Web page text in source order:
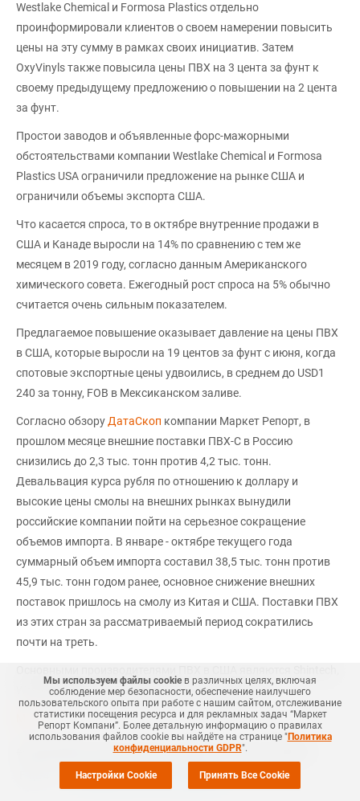
Westlake Chemical и Formosa Plastics отдельно
проинформировали клиентов о своем намерении повысить
цены на эту сумму в рамках своих инициатив. Затем
OxyVinyls также повысила цены ПВХ на 3 цента за фунт к
своему предыдущему предложению о повышении на 2 цента
за фунт.
Простои заводов и объявленные форс-мажорными
обстоятельствами компании Westlake Chemical и Formosa
Plastics USA ограничили предложение на рынке США и
ограничили объемы экспорта США.
Что касается спроса, то в октябре внутренние продажи в
США и Канаде выросли на 14% по сравнению с тем же
месяцем в 2019 году, согласно данным Американского
химического совета. Ежегодный рост спроса на 5% обычно
считается очень сильным показателем.
Предлагаемое повышение оказывает давление на цены ПВХ
в США, которые выросли на 19 центов за фунт с июня, когда
спотовые экспортные цены удвоились, в среднем до USD1
240 за тонну, FOB в Мексиканском заливе.
Согласно обзору ДатаСкоп компании Маркет Репорт, в
прошлом месяце внешние поставки ПВХ-С в Россию
снизились до 2,3 тыс. тонн против 4,2 тыс. тонн.
Девальвация курса рубля по отношению к доллару и
высокие цены смолы на внешних рынках вынудили
российские компании пойти на серьезное сокращение
объемов импорта. В январе - октябре текущего года
суммарный объем импорта составил 38,5 тыс. тонн против
45,9 тыс. тонн годом ранее, основное снижение внешних
поставок пришлось на смолу из Китая и США. Поставки ПВХ
из этих стран за рассматриваемый период сократились
почти на треть.
Westlake Chemical, Formosa Plastics и OxyVinyls.
MRC
ПВХ-Е #ПВХ-С #НОВОСТЬ #ПВХ
+Добавить все теги в фильтр
Мы используем файлы cookie в различных целях, включая
соблюдение мер безопасности, обеспечение наилучшего
пользовательского опыта при работе с нашим сайтом, отслеживание
статистики посещения ресурса и для рекламных задач “Маркет
Репорт Компани”. Более детальную информацию о правилах
использования файлов cookie вы найдёте на странице "Политика
конфиденциальности GDPR".
Настройки Cookie Принять Все Cookie